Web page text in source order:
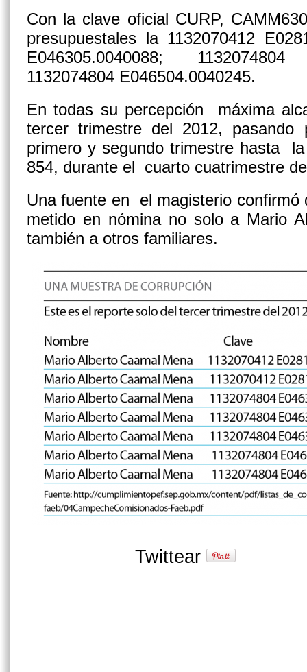
Con la clave oficial CURP,
presupuestales la 1132070412
E046305.0040088;
1132074804 E046504.0040245.
En todas su percepción máxima
tercer trimestre del 2012,
primero y segundo trimestre hasta
854, durante el cuarto cuatrimestre
Una fuente en el magisterio
metido en nómina no solo a Mario
también a otros familiares.
Twittear